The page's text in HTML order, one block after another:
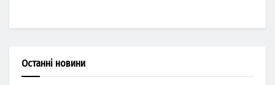
Останні новини